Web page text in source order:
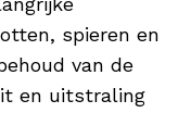
het
in serums
is een
spieren en
van de
en uitstraling